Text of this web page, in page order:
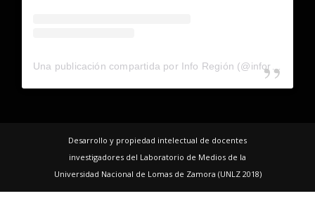
Desarrollo y propiedad intelectual de docentes
investigadores del Laboratorio de Medios de la
Universidad Nacional de Lomas de Zamora (UNLZ 2018)